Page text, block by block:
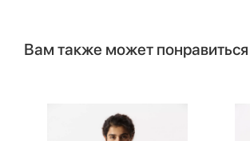
Вам также может понравиться